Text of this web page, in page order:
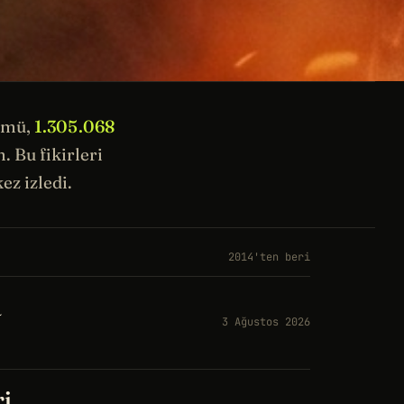
1.305.068
Bu fikirleri
izledi.
2014'ten beri
3 Ağustos 2026